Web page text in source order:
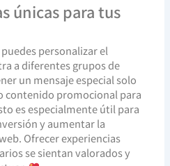
únicas para tus
personalizar el
a diferentes grupos de
un mensaje especial solo
contenido promocional para
es especialmente útil para
y aumentar la
Ofrecer experiencias
se sientan valorados y